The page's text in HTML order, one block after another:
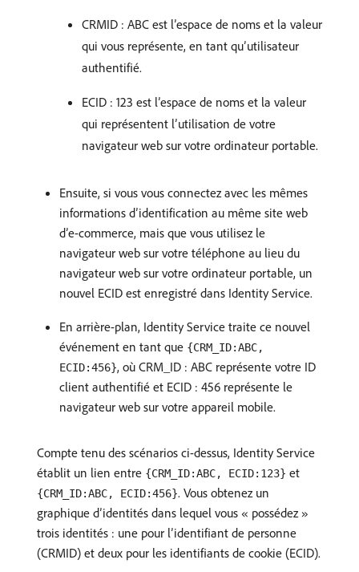
CRMID : ABC est l’espace de noms et la valeur
qui vous représente, en tant qu’utilisateur
authentifié.
ECID : 123 est l’espace de noms et la valeur
qui représentent l’utilisation de votre
navigateur web sur votre ordinateur portable.
Ensuite, si vous vous connectez avec les mêmes
informations d’identification au même site web
d’e-commerce, mais que vous utilisez le
navigateur web sur votre téléphone au lieu du
navigateur web sur votre ordinateur portable, un
nouvel ECID est enregistré dans Identity Service.
En arrière-plan, Identity Service traite ce nouvel
événement en tant que {CRM_ID:ABC,
ECID:456}, où CRM_ID : ABC représente votre ID
client authentifié et ECID : 456 représente le
navigateur web sur votre appareil mobile.
Compte tenu des scénarios ci-dessus, Identity Service
établit un lien entre {CRM_ID:ABC, ECID:123} et
{CRM_ID:ABC, ECID:456}. Vous obtenez un
graphique d’identités dans lequel vous « possédez »
trois identités : une pour l’identifiant de personne
(CRMID) et deux pour les identifiants de cookie (ECID).